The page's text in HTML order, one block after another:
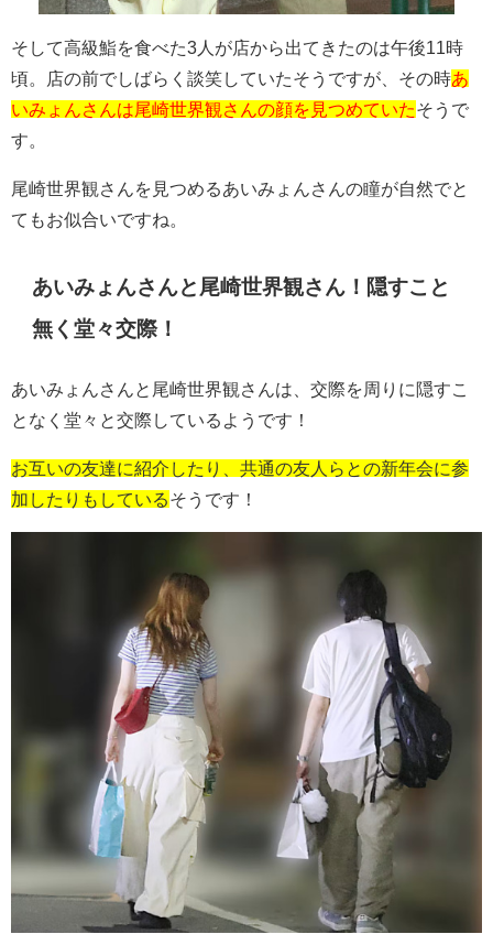
そして高級鮨を食べた3人が店から出てきたのは午後11時
頃。店の前でしばらく談笑していたそうですが、その時あ
いみょんさんは尾崎世界観さんの顔を見つめていたそうで
す。
尾崎世界観さんを見つめるあいみょんさんの瞳が自然でと
てもお似合いですね。
あいみょんさんと尾崎世界観さん！隠すこと
無く堂々交際！
あいみょんさんと尾崎世界観さんは、交際を周りに隠すこ
となく堂々と交際しているようです！
お互いの友達に紹介したり、共通の友人らとの新年会に参
加したりもしているそうです！